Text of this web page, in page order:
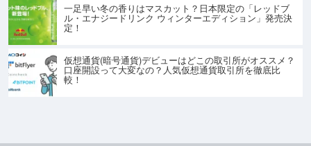
一足早い冬の香りはマスカット？日本限定の「レッドブ
ル・エナジードリンク ウィンターエディション」発売決
定！
仮想通貨(暗号通貨)デビューはどこの取引所がオススメ？
口座開設って大変なの？人気仮想通貨取引所を徹底比
較！